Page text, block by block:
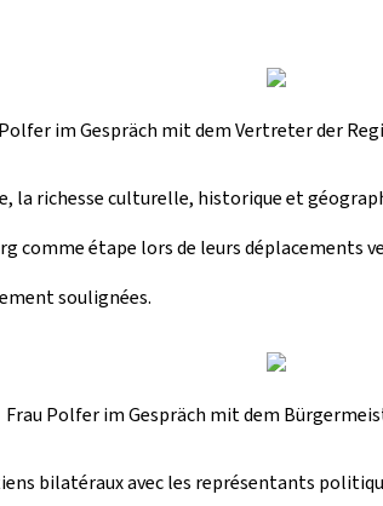
im Gespräch mit dem Vertreter der
la richesse culturelle, historique et
étape lors de leurs déplacements
soulignées.
Frau Polfer im Gespräch mit dem
bilatéraux avec les représentants